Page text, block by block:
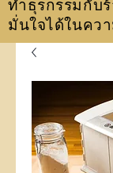
ทำธุรกรรมกั
มั่นใจได้ในคว